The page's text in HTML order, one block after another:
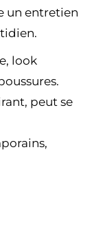
un entretien
look
peut se